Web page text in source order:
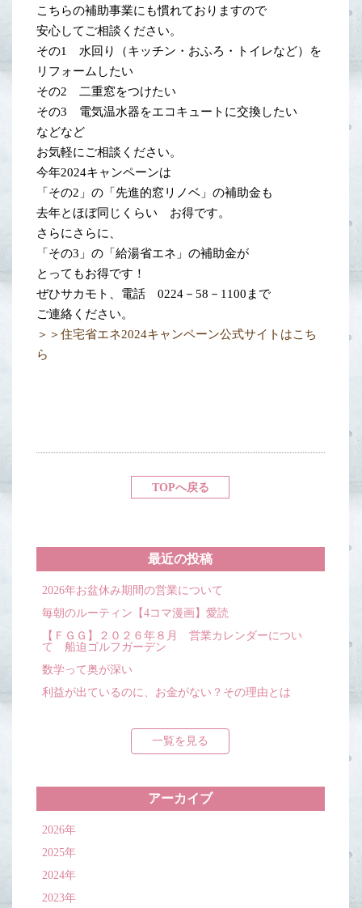
こちらの補助事業にも慣れておりますので
安心してご相談ください。
その1 水回り（キッチン・おふろ・トイレなど）を
リフォームしたい
その2 二重窓をつけたい
その3 電気温水器をエコキュートに交換したい
などなど
お気軽にご相談ください。
今年2024キャンペーンは
「その2」の「先進的窓リノベ」の補助金も
去年とほぼ同じくらい お得です。
さらにさらに、
「その3」の「給湯省エネ」の補助金が
とってもお得です！
ぜひサカモト、電話 0224－58－1100まで
ご連絡ください。
＞＞住宅省エネ2024キャンペーン公式サイトはこち
ら
TOPへ戻る
最近の投稿
2026年お盆休み期間の営業について
毎朝のルーティン【4コマ漫画】愛読
【ＦＧＧ】２０２６年８月 営業カレンダーについ
て 船迫ゴルフガーデン
数学って奥が深い
利益が出ているのに、お金がない？その理由とは
一覧を見る
アーカイブ
2026年
2025年
2024年
2023年